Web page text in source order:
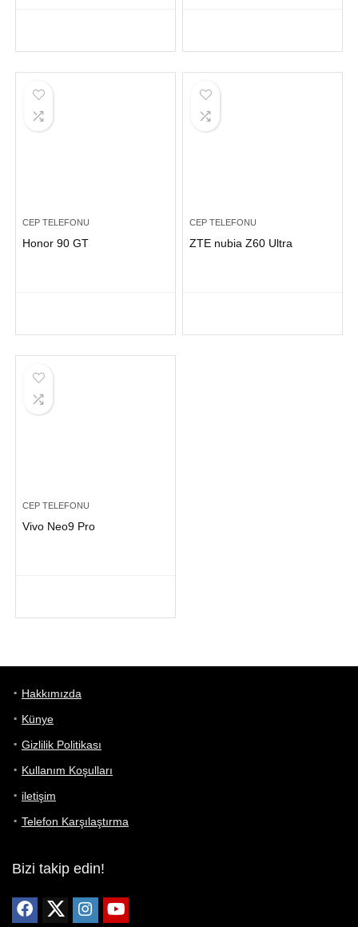
CEP TELEFONU
Honor 90 GT
CEP TELEFONU
ZTE nubia Z60 Ultra
CEP TELEFONU
Vivo Neo9 Pro
Hakkımızda
Künye
Gizlilik Politikası
Kullanım Koşulları
iletişim
Telefon Karşılaştırma
Bizi takip edin!